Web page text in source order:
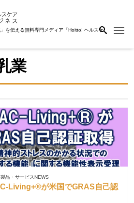
を伝える無料専門メディア「Hoitto! ヘルスケ
業
品・サービスNEWS
が米国でGRAS自己認